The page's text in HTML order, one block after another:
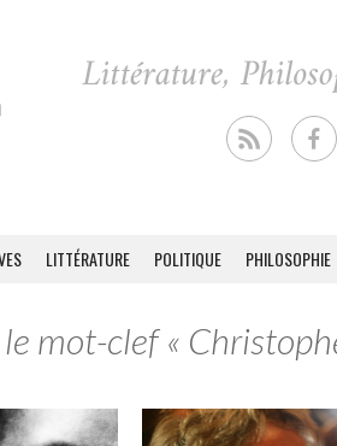
LITTÉRATURE POLITIQUE PHILOSOPHIE
mot-clef «